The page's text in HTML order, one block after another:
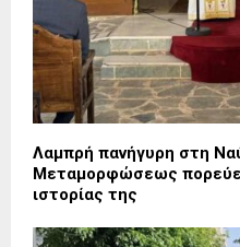
Λαμπρή πανήγυρη στη
Μεταμορφώσεως
ιστορίας της